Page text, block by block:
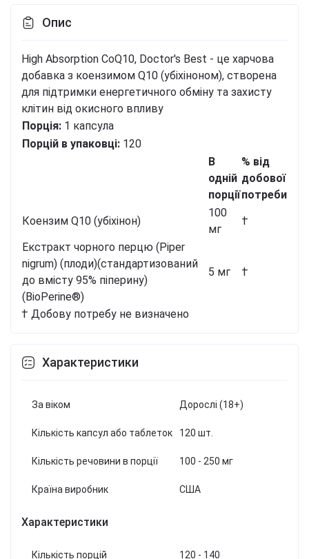
Опис
High Absorption CoQ10, Doctor's Best - це харчова
добавка з коензимом Q10 (убіхіноном), створена
для підтримки енергетичного обміну та захисту
клітин від окисного впливу
Порція: 1 капсула
Порцій в упаковці: 120
В
одній
порції
% від
добової
потреби
Коензим Q10 (убіхінон)
100
мг
†
Екстракт чорного перцю (Piper
nigrum) (плоди)(стандартизований
до вмісту 95% піперину)
(BioPerine®)
5 мг †
† Добову потребу не визначено
Характеристики
За віком Дорослі (18+)
Кількість капсул або таблеток 120 шт.
Кількість речовини в порції 100 - 250 мг
Країна виробник США
Характеристики
Кількість порцій 120 - 140